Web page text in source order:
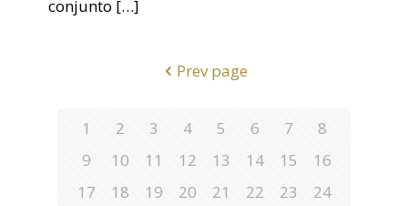
conjunto […]
Prev page
1 2 3 4 5 6 7
8
9
10 11 12 13 14 15
16
17
18 19 20 21 22 23
24